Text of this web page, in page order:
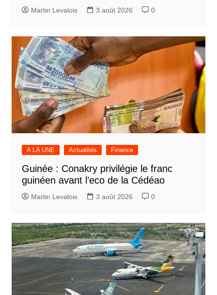
Martin Levalois 3 août 2026 0
A LA UNE Actualités Finance
Guinée : Conakry privilégie le franc
guinéen avant l’eco de la Cédéao
Martin Levalois 3 août 2026 0